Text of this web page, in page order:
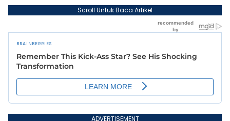
Scroll Untuk Baca Artikel
ADVERTISEMENT